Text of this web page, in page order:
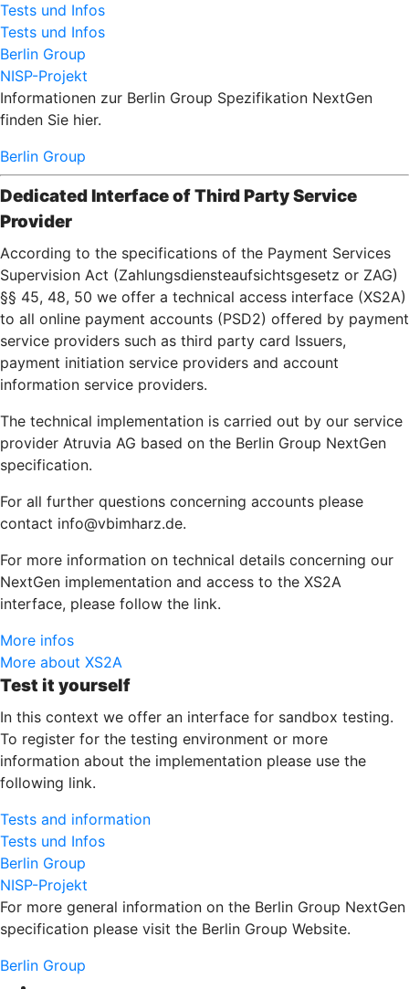
Tests und Infos
Tests und Infos
Berlin Group
NISP-Projekt
Informationen zur Berlin Group Spezifikation NextGen
finden Sie hier.
Berlin Group
Dedicated Interface of Third Party Service
Provider
According to the specifications of the Payment Services
Supervision Act (Zahlungsdiensteaufsichtsgesetz or ZAG)
§§ 45, 48, 50 we offer a technical access interface (XS2A)
to all online payment accounts (PSD2) offered by payment
service providers such as third party card Issuers,
payment initiation service providers and account
information service providers.
The technical implementation is carried out by our service
provider Atruvia AG based on the Berlin Group NextGen
specification.
For all further questions concerning accounts please
contact info@vbimharz.de.
For more information on technical details concerning our
NextGen implementation and access to the XS2A
interface, please follow the link.
More infos
More about XS2A
Test it yourself
In this context we offer an interface for sandbox testing.
To register for the testing environment or more
information about the implementation please use the
following link.
Tests and information
Tests und Infos
Berlin Group
NISP-Projekt
For more general information on the Berlin Group NextGen
specification please visit the Berlin Group Website.
Berlin Group